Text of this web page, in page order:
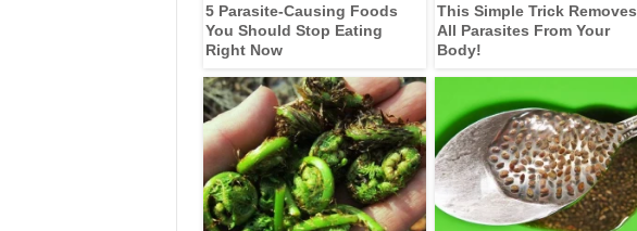
5 Parasite-Causing Foods
You Should Stop Eating
Right Now
This Simple Trick Removes
All Parasites From Your
Body!